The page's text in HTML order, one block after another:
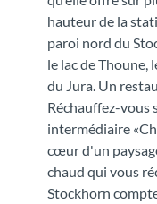
hauteur de la
paroi nord du
le lac de Thoune,
du Jura. Un
Réchauffez-vous
intermédiaire
cœur d'un
chaud qui vous
Stockhorn